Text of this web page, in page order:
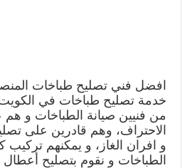
افضل فني تصليح طباخات
خدمة تصليح طباخات في الكويت
من فنيين صيانة الطباخات و
الاحتراف، وهم قادرين على
و افران الغاز، و يمكنهم تركيب
الطباخات و نقوم بتصليح